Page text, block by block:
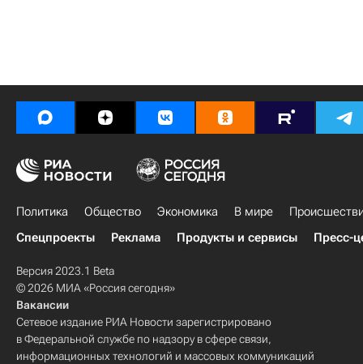
Политика Общество Экономика В мире
Спецпроекты
Реклама Продукты и сервисы Пресс-
Версия 2023.1 Beta
© 2026 МИА «Россия сегодня»
Вакансии
Сетевое издание РИА Новости зарегистрировано
в Федеральной службе по надзору в сфере связи,
информационных технологий и массовых коммуникаций